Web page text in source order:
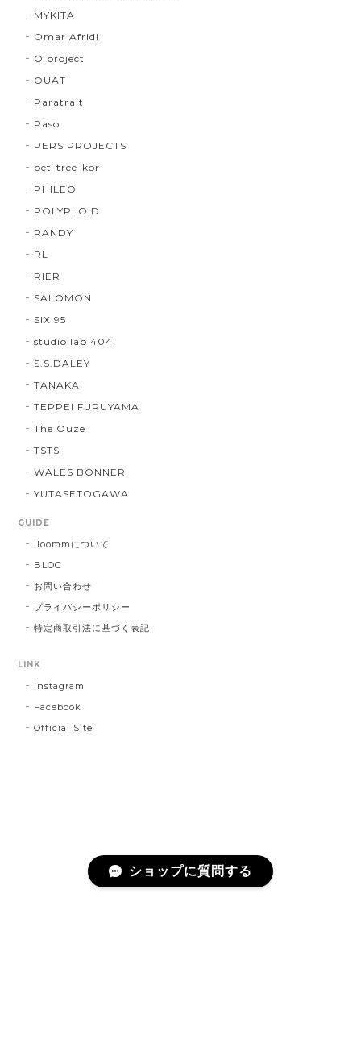
MYKITA
Omar Afridi
O project
OUAT
Paratrait
Paso
PERS PROJECTS
pet-tree-kor
PHILEO
POLYPLOID
RANDY
RL
RIER
SALOMON
SIX 95
studio lab 404
S.S.DALEY
TANAKA
TEPPEI FURUYAMA
The Ouze
TSTS
WALES BONNER
YUTASETOGAWA
GUIDE
lloommについて
BLOG
お問い合わせ
プライバシーポリシー
特定商取引法に基づく表記
LINK
Instagram
Facebook
Official Site
ショップに質問する